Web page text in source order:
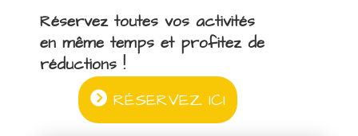
Réservez toutes vos activités
en même temps et profitez de
réductions !
RÉSERVEZ ICI